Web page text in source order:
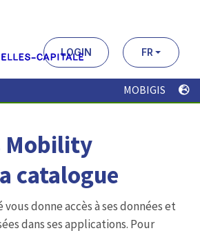
LOGIN FR
MOBIGIS
Mobility
catalogue
donne accès à ses données et
dans ses applications. Pour